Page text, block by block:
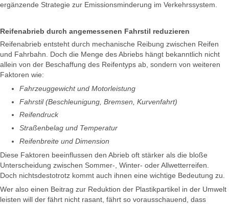
ergänzende Strategie zur Emissionsminderung im Verkehrssystem.
Reifenabrieb durch angemessenen Fahrstil reduzieren
Reifenabrieb entsteht durch mechanische Reibung zwischen Reifen
und Fahrbahn. Doch die Menge des Abriebs hängt bekanntlich nicht
allein von der Beschaffung des Reifentyps ab, sondern von weiteren
Faktoren wie:
Fahrzeuggewicht und Motorleistung
Fahrstil (Beschleunigung, Bremsen, Kurvenfahrt)
Reifendruck
Straßenbelag und Temperatur
Reifenbreite und Dimension
Diese Faktoren beeinflussen den Abrieb oft stärker als die bloße
Unterscheidung zwischen Sommer-, Winter- oder Allwetterreifen.
Doch nichtsdestotrotz kommt auch ihnen eine wichtige Bedeutung zu.
Wer also einen Beitrag zur Reduktion der Plastikpartikel in der Umwelt
leisten will der fährt nicht rasant, fährt so vorausschauend, dass